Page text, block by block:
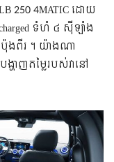
250 4MATIC ដោយ​
ទំហំ ៤ ស៊ីឡាំង
ប៉ុងពីរ ។ យ៉ាង​ណា​
ហាញ​តម្លៃ​របស់​វា​នៅ​